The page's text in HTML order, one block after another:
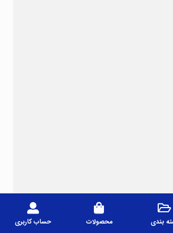
بندی محصولات حساب کاربری